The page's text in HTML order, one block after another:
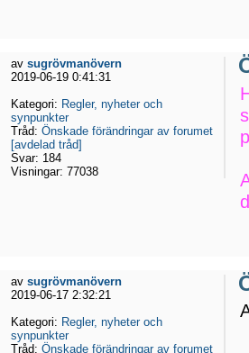
av sugrövmanövern
2019-06-19 0:41:31
Kategori: Regler, nyheter och
synpunkter
Tråd: Önskade förändringar av forumet
[avdelad tråd]
Svar: 184
Visningar: 77038
av sugrövmanövern
2019-06-17 2:32:21
Kategori: Regler, nyheter och
synpunkter
Tråd: Önskade förändringar av forumet